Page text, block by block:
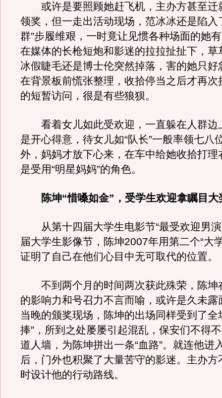
或许是要照顾她赶飞机，主办方甚至迁
领奖，但一走出活动现场，范冰冰还是陷入
群”步履维艰，一时竟让见惯各种场面的她
在媒体的长枪短炮和影迷的拉拉扯扯下，草
冰假睫毛还是博士伦突然掉落，害的她只好
在背景板前慌张整理，收拾停当之后才再次
的短暂访问，很是有些狼狈。
看着女儿如此受欢迎，一直躲在人群边
是开心得意，待女儿如“队长”一般率领七八
外，妈妈才放下心来，在车中给她收拾打理
是受用“明星妈妈”的角色。
陈坤“惜嗓如金”，受学生欢迎拿瞩目大
从第十四届大学生电影节“最受欢迎男演
届大学生影像节，陈坤2007年用第二个“大
证明了自己在他们心目中无可取代的位置。
不到两个月的时间两次获此殊荣，陈坤
的影响力和号召力不言而喻，或许是久未露
当晚的颁奖现场，陈坤的出场同样受到了全
捧”，所到之处屡屡引起混乱，保安们不得不
道人墙，为陈坤拼出一条“血路”。就连他进
后，门外也积聚了大量苦守的影迷。主办方
时设计他的行动路线。